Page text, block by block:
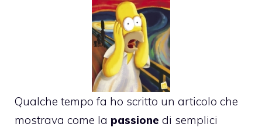
Qualche tempo fa ho scritto un articolo che
mostrava come la passione di semplici